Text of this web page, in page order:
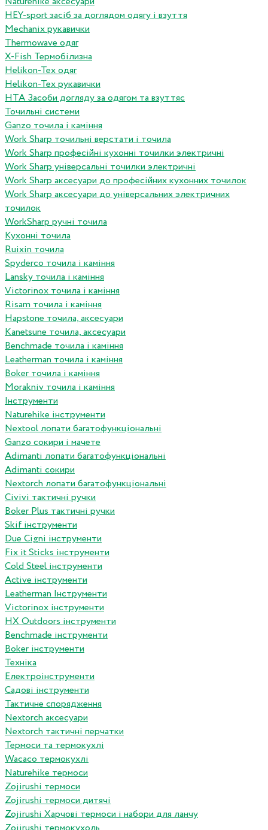
HEY-sport засіб за доглядом одягу і взуття
Mechanix рукавички
Thermowave одяг
X-Fish Термобілизна
Helikon-Tex одяг
Helikon-Tex рукавички
HTA Засоби догляду за одягом та взуттяс
Точильні системи
Ganzo точила і каміння
Work Sharp точильні верстати і точила
Work Sharp професiйнi кухоннi точилки электричнi
Work Sharp унiверсальнi точилки электричнi
Work Sharp аксесуари до професiйних кухонних точилок
Work Sharp аксесуари до унiверсальних электричних
точилок
WorkSharp ручні точила
Кухонні точила
Ruixin точила
Spyderco точила і каміння
Lansky точила і каміння
Victorinox точила і каміння
Risam точила і каміння
Hapstone точила, аксесуари
Kanetsune точила, аксесуари
Benchmade точила і каміння
Leatherman точила і каміння
Boker точила і каміння
Morakniv точила і каміння
Інструменти
Naturehike інструменти
Nextool лопати багатофункціональні
Ganzo сокири і мачете
Adimanti лопати багатофункціональні
Adimanti сокири
Nextorch лопати багатофункціональні
Сivivi тактичні ручки
Boker Plus тактичні ручки
Skif інструменти
Due Cigni інструменти
Fix it Sticks інструменти
Сold Steel інструменти
Active інструменти
Leatherman Інструменти
Victorinox інструменти
HX Outdoors інструменти
Benchmade інструменти
Boker інструменти
Техніка
Електроінструменти
Садові інструменти
Тактичне спорядження
Nextorch аксесуари
Nextorch тактичні перчатки
Термоси та термокухлі
Wacaco термокухлі
Naturehike термоси
Zojirushi термоси
Zojirushi термоси дитячі
Zojirushi Харчові термоси і набори для ланчу